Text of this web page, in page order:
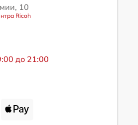
10
Ricoh
до 21:00